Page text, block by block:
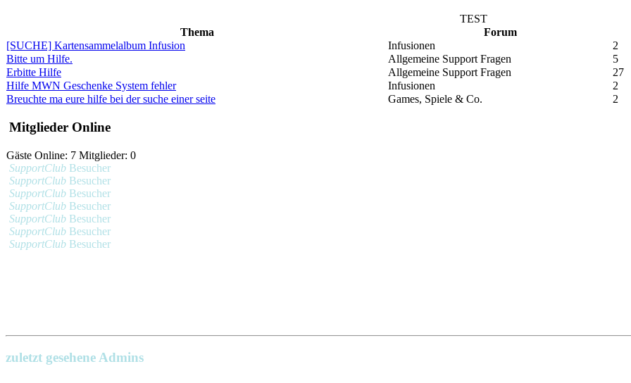
TEST
Thema
Forum
[SUCHE] Kartensammelalbum Infusion
Infusionen
2
Bitte um Hilfe.
Allgemeine Support Fragen
5
Erbitte Hilfe
Allgemeine Support Fragen
27
Hilfe MWN Geschenke System fehler
Infusionen
2
Breuchte ma eure hilfe bei der suche einer seite
Games, Spiele & Co. 2
Mitglieder Online
Gäste Online: 7 Mitglieder: 0
SupportClub Besucher
SupportClub Besucher
SupportClub Besucher
SupportClub Besucher
SupportClub Besucher
SupportClub Besucher
SupportClub Besucher
zuletzt gesehene Admins